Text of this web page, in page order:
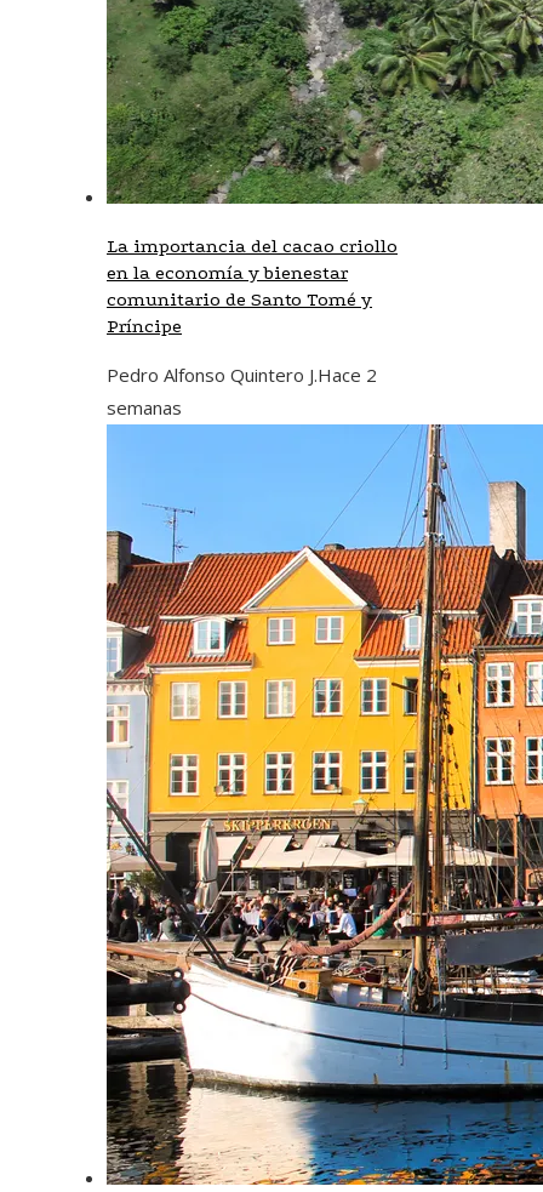
La importancia del cacao criollo
en la economía y bienestar
comunitario de Santo Tomé y
Príncipe
Pedro Alfonso Quintero J.Hace 2
semanas